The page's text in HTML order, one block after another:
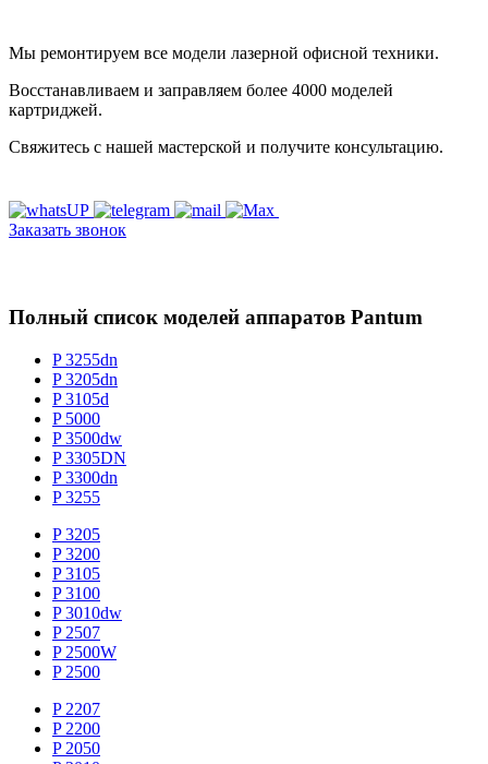
Мы ремонтируем все модели лазерной офисной техники.
Восстанавливаем и заправляем более 4000 моделей
картриджей.
Свяжитесь с нашей мастерской и получите консультацию.
Заказать звонок
Полный список моделей аппаратов Pantum
P 3255dn
P 3205dn
P 3105d
P 5000
P 3500dw
P 3305DN
P 3300dn
P 3255
P 3205
P 3200
P 3105
P 3100
P 3010dw
P 2507
P 2500W
P 2500
P 2207
P 2200
P 2050